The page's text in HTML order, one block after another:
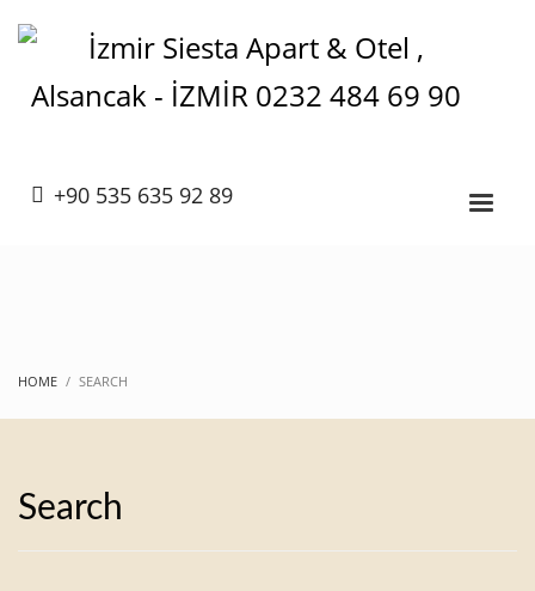
+90 535 635 92 89
HOME SEARCH
Search